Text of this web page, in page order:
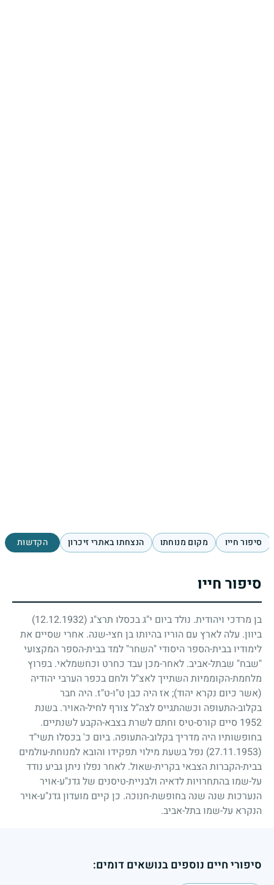
סיפור חייו מקום מנוחתו הנצחתו באתרי זיכרון הקדשות
סיפור חייו
בן מרדכי ויהודית. נולד ביום י"ג בכסלו תרצ"ג (12.12.1932)
ביוון. עלה לארץ עם הוריו בהיותו בן חצי-שנה. אחרי שסיים את
לימודיו בבית-הספר היסודי "השחר" למד בבית-הספר המקצועי
"שבח" שבתל-אביב. לאחר-מכן עבד כחרט וכחשמלאי. בפרוץ
מלחמת-הקוממיות השתייך לאצ"ל ולחם בכפר הערבי יהודיה
(אשר כיום נקרא יהוד);אז היה כבן ט"ו-ט"ז. היה חבר
בקלוב-התעופה וכשהתגייס לצה"ל צורף לחיל-האויר. בשנת
1952 סיים קורס-טיס וחתם לשרת בצבא-הקבע לשנתיים.
בחופשותיו היה מדריך בקלוב-התעופה. ביום כ' בכסלו תשי"ד
(27.11.1953)
נפל בשעת מילוי תפקידו והובא למנוחת-עולמים
בבית-הקברות הצבאי בקרית-שאול. לאחר נפלו ניתן גביע נודד
על-שמו בהתחרויות לדאיה ולבניית-טיסנים של גדנ"ע-אויר
הנערכות שנה שנה בחופשת-חנוכה. כן קיים מועדון גדנ"ע-אויר
הנקרא על-שמו בתל-אביב.
סיפורי חיים נוספים בנושאים דומים: